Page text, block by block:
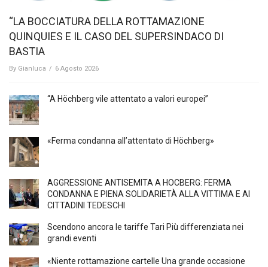
“LA BOCCIATURA DELLA ROTTAMAZIONE
QUINQUIES E IL CASO DEL SUPERSINDACO DI
BASTIA
By Gianluca / 6 Agosto 2026
“A Höchberg vile attentato a valori europei”
«Ferma condanna all’attentato di Höchberg»
AGGRESSIONE ANTISEMITA A HÖCBERG: FERMA
CONDANNA E PIENA SOLIDARIETÀ ALLA VITTIMA E AI
CITTADINI TEDESCHI
Scendono ancora le tariffe Tari Più differenziata nei
grandi eventi
«Niente rottamazione cartelle Una grande occasione